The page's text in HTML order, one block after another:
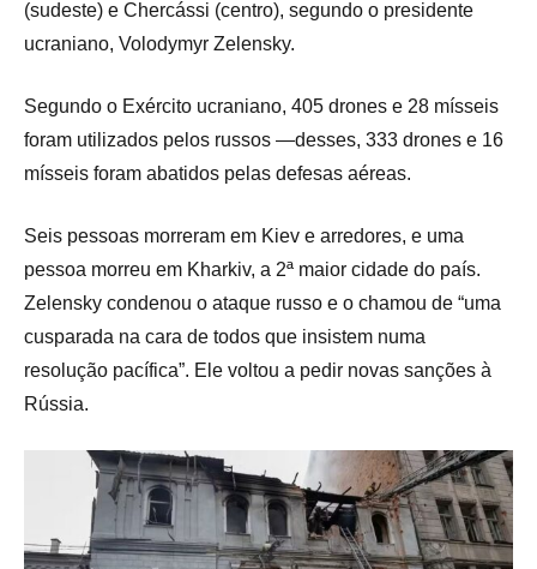
(sudeste) e Chercássi (centro), segundo o presidente
ucraniano, Volodymyr Zelensky.
Segundo o Exército ucraniano, 405 drones e 28 mísseis
foram utilizados pelos russos —desses, 333 drones e 16
mísseis foram abatidos pelas defesas aéreas.
Seis pessoas morreram em Kiev e arredores, e uma
pessoa morreu em Kharkiv, a 2ª maior cidade do país.
Zelensky condenou o ataque russo e o chamou de “uma
cusparada na cara de todos que insistem numa
resolução pacífica”. Ele voltou a pedir novas sanções à
Rússia.